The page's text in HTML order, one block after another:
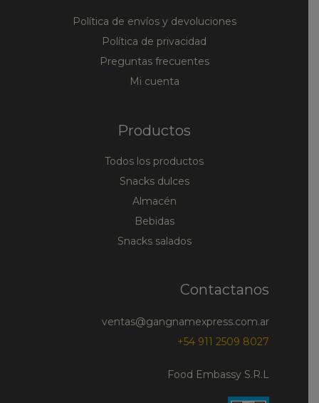
Política de envíos y devoluciones
Política de privacidad
Preguntas frecuentes
Mi cuenta
Productos
Todos los productos
Snacks dulces
Almacén
Bebidas
Snacks salados
Contactanos
ventas@gangnamexpress.com.ar
+54 911 2509 8027
Food Embassy S.R.L